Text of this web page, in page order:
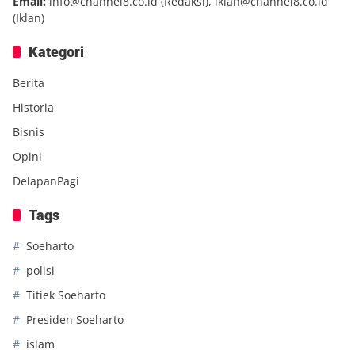
(Iklan)
Kategori
Berita
Historia
Bisnis
Opini
DelapanPagi
Tags
Soeharto
polisi
Titiek Soeharto
Presiden Soeharto
islam